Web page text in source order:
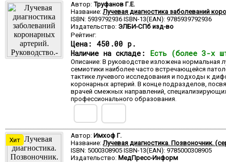
Автор: Труфанов Г.Е.
Название:Лучевая диагностика заболеваний
ISBN: 5939792936 ISBN-13(EAN): 9785939792936
Издательство: ЭЛБИ-СПб изд-во
Рейтинг:
Цена: 450.00 р.
Наличие на складе: Есть (более 3-х
Описание: В руководстве изложена нормальная
семиотики наиболее часто встречающейся
тактике лучевого исследования и подходы к
коронарных артерий. В конце подразделов,
врачей смежных направлений,
профессионального образования.
Хит
Автор: Имхоф Г.
Название:Лучевая диагностика. Позвоночник.
ISBN: 5000308905 ISBN-13(EAN): 9785000308905
Издательство: МедПресс-Информ